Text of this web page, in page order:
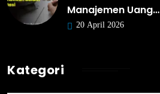
Manajemen Uang…
20 April 2026
Kategori